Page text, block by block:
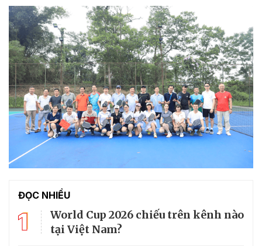
ĐỌC NHIỀU
1
World Cup 2026 chiếu trên kênh nào
tại Việt Nam?